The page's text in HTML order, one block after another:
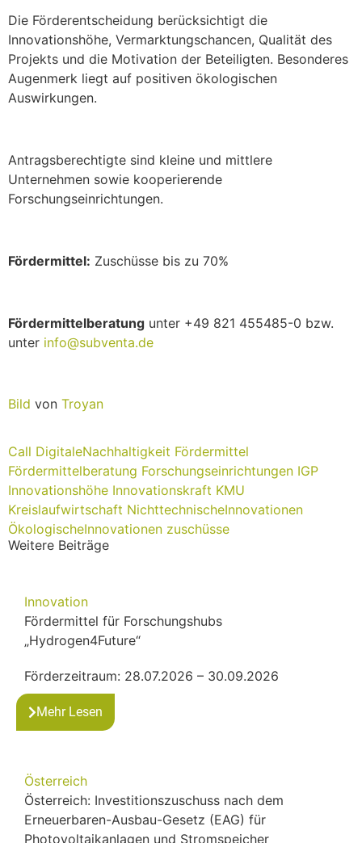
Die Förderentscheidung berücksichtigt die
Innovationshöhe, Vermarktungschancen, Qualität des
Projekts und die Motivation der Beteiligten. Besonderes
Augenmerk liegt auf positiven ökologischen
Auswirkungen.
Antragsberechtigte sind kleine und mittlere
Unternehmen sowie kooperierende
Forschungseinrichtungen.
Fördermittel: Zuschüsse bis zu 70%
Fördermittelberatung unter +49 821 455485-0 bzw.
unter info@subventa.de
Bild von Troyan
Call DigitaleNachhaltigkeit Fördermittel
Fördermittelberatung Forschungseinrichtungen IGP
Innovationshöhe Innovationskraft KMU
Kreislaufwirtschaft NichttechnischeInnovationen
ÖkologischeInnovationen zuschüsse
Weitere Beiträge
Innovation
Fördermittel für Forschungshubs
„Hydrogen4Future“
Förderzeitraum: 28.07.2026 – 30.09.2026
Mehr Lesen
Österreich
Österreich: Investitionszuschuss nach dem
Erneuerbaren-Ausbau-Gesetz (EAG) für
Photovoltaikanlagen und Stromspeicher